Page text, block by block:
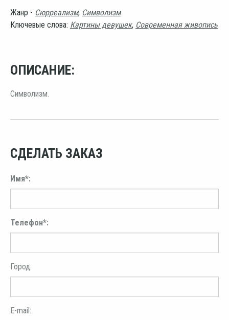
Жанр - Сюрреализм, Символизм
Ключевые слова: Картины девушек, Современная живопись
ОПИСАНИЕ:
Символизм.
СДЕЛАТЬ ЗАКАЗ
Имя*:
Телефон*:
Город:
E-mail: